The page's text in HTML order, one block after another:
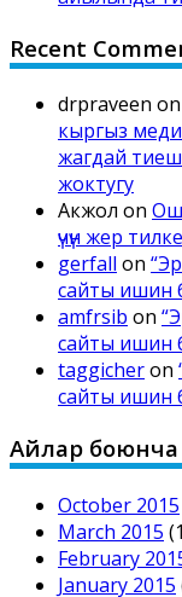
Recent
drpraveen on
кыргыз
жагдай
жоктугу
Акжол on Ош
үчүн жер
gerfall on
сайты ишин
amfrsib on
сайты ишин
taggicheron
сайты ишин
Айлар боюнча
October 2015
March 2015
February
January 2015